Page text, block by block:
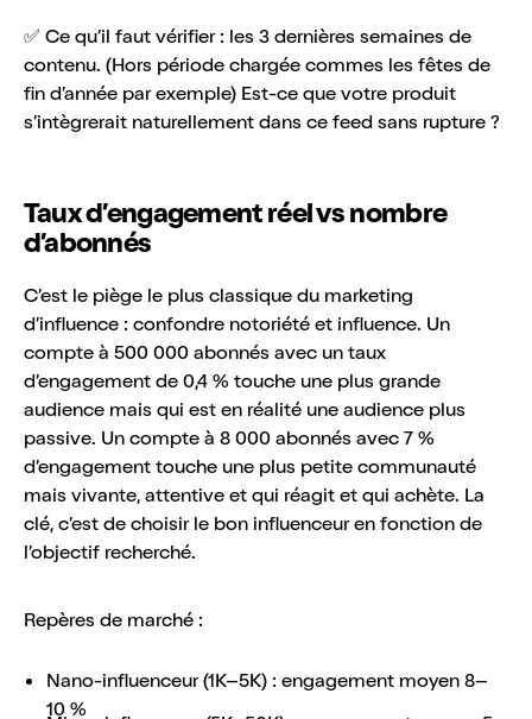
✅ Ce qu’il faut vérifier : les 3 dernières semaines de
contenu. (Hors période chargée commes les fêtes de
fin d’année par exemple) Est-ce que votre produit
s’intègrerait naturellement dans ce feed sans rupture ?
Taux d’engagement réel vs nombre
d’abonnés
C’est le piège le plus classique du marketing
d’influence : confondre notoriété et influence. Un
compte à 500 000 abonnés avec un taux
d’engagement de 0,4 % touche une plus grande
audience mais qui est en réalité une audience plus
passive. Un compte à 8 000 abonnés avec 7 %
d’engagement touche une plus petite communauté
mais vivante, attentive et qui réagit et qui achète. La
clé, c’est de choisir le bon influenceur en fonction de
l’objectif recherché.
Repères de marché :
Nano-influenceur (1K–5K) : engagement moyen 8–
10 %